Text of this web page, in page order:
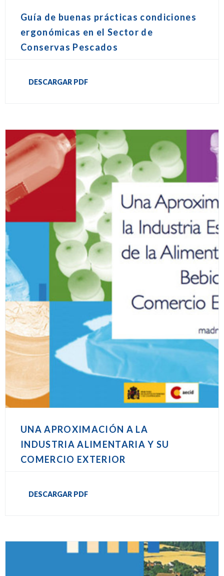
Guía de buenas prácticas condiciones
ergonómicas en el Sector de
Conservas Pescados
DESCARGAR PDF
UNA APROXIMACIÓN A LA
INDUSTRIA ALIMENTARIA Y SU
COMERCIO EXTERIOR
DESCARGAR PDF